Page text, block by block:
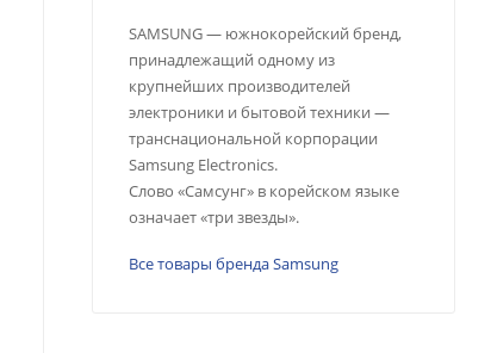
SAMSUNG — южнокорейский бренд,
принадлежащий одному из
крупнейших производителей
электроники и бытовой техники —
транснациональной корпорации
Samsung Electronics.
Слово «Самсунг» в корейском языке
означает «три звезды».
Все товары бренда Samsung